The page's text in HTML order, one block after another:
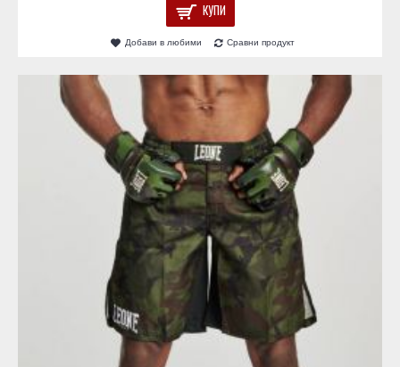
КУПИ
Добави в любими Сравни продукт